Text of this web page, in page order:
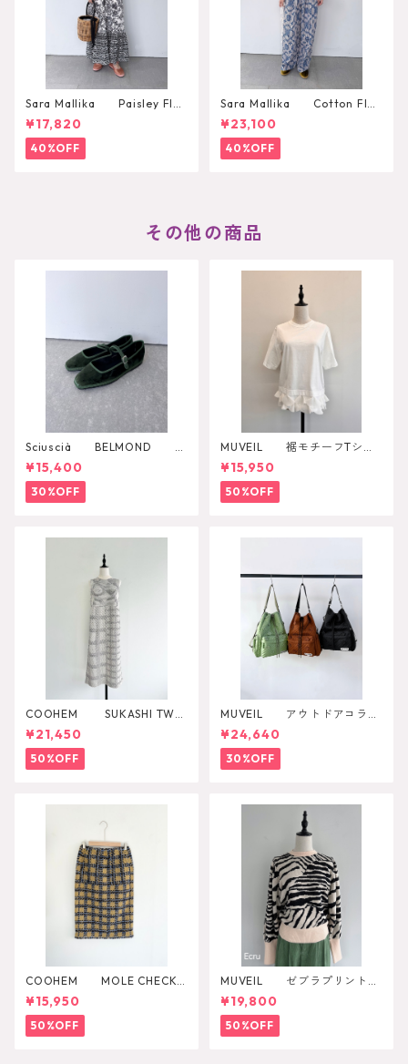
Sara Mallika Paisley Flo
wer Print Dress
¥17,820
40%OFF
Sara Mallika Cotton Flo
wer Signal Print All In One
¥23,100
40%OFF
その他の商品
Sciuscià BELMOND
（PINE）
¥15,400
30%OFF
MUVEIL 裾モチーフTシャ
ツ
¥15,950
50%OFF
COOHEM SUKASHI TWE
ED ONE-PICEC
¥21,450
50%OFF
MUVEIL アウトドアコラボ
2WAYリュック
¥24,640
30%OFF
COOHEM MOLE CHECK T
WEED SKIRT
¥15,950
50%OFF
MUVEIL ゼブラプリントニ
ットプルオーバー
¥19,800
50%OFF